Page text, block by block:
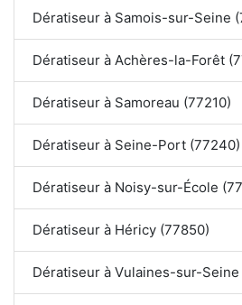
Dératiseur à Samois-sur-Seine
Dératiseur à Achères-la-Forêt
Dératiseur à Samoreau (77210)
Dératiseur à Seine-Port (77240)
Dératiseur à Noisy-sur-École
Dératiseur à Héricy (77850)
Dératiseur à Vulaines-sur-Seine